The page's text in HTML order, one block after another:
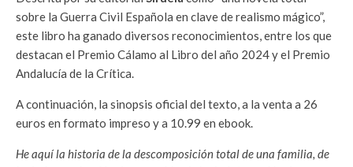
sobre la Guerra Civil Española en clave de realismo mágico”,
este libro ha ganado diversos reconocimientos, entre los que
destacan el Premio Cálamo al Libro del año 2024 y el Premio
Andalucía de la Crítica.
A continuación, la sinopsis oficial del texto, a la venta a 26
euros en formato impreso y a 10.99 en ebook.
He aquí la historia de la descomposición total de una familia, de